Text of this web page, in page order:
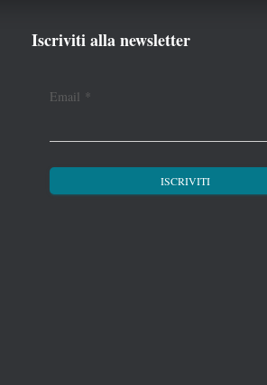
Iscriviti alla newsletter
Email *